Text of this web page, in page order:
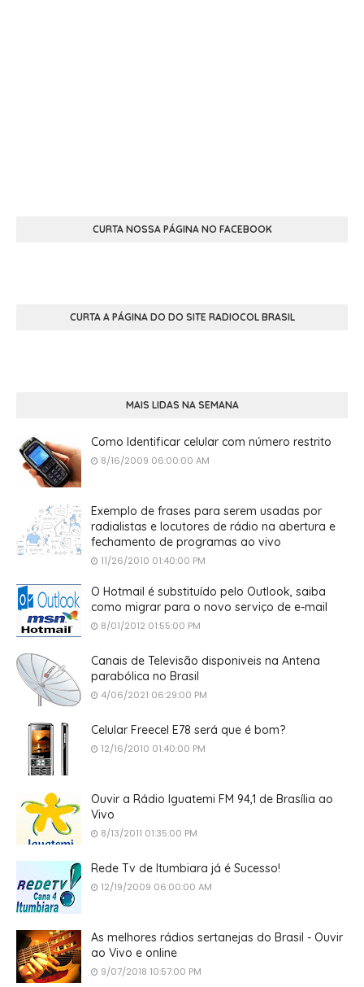
CURTA NOSSA PÁGINA NO FACEBOOK
CURTA A PÁGINA DO DO SITE RADIOCOL BRASIL
MAIS LIDAS NA SEMANA
Como Identificar celular com número restrito
8/16/2009 06:00:00 AM
Exemplo de frases para serem usadas por
radialistas e locutores de rádio na abertura e
fechamento de programas ao vivo
11/26/2010 01:40:00 PM
O Hotmail é substituído pelo Outlook, saiba
como migrar para o novo serviço de e-mail
8/01/2012 01:55:00 PM
Canais de Televisão disponiveis na Antena
parabólica no Brasil
4/06/2021 06:29:00 PM
Celular Freecel E78 será que é bom?
12/16/2010 01:40:00 PM
Ouvir a Rádio Iguatemi FM 94,1 de Brasília ao
Vivo
8/13/2011 01:35:00 PM
Rede Tv de Itumbiara já é Sucesso!
12/19/2009 06:00:00 AM
As melhores rádios sertanejas do Brasil - Ouvir
ao Vivo e online
9/07/2018 10:57:00 PM